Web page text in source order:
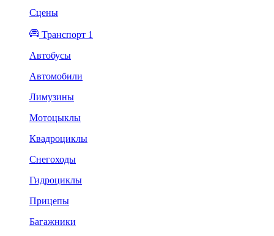
Сцены
Транспорт 1
Автобусы
Автомобили
Лимузины
Мотоцыклы
Квадроциклы
Снегоходы
Гидроциклы
Прицепы
Багажники